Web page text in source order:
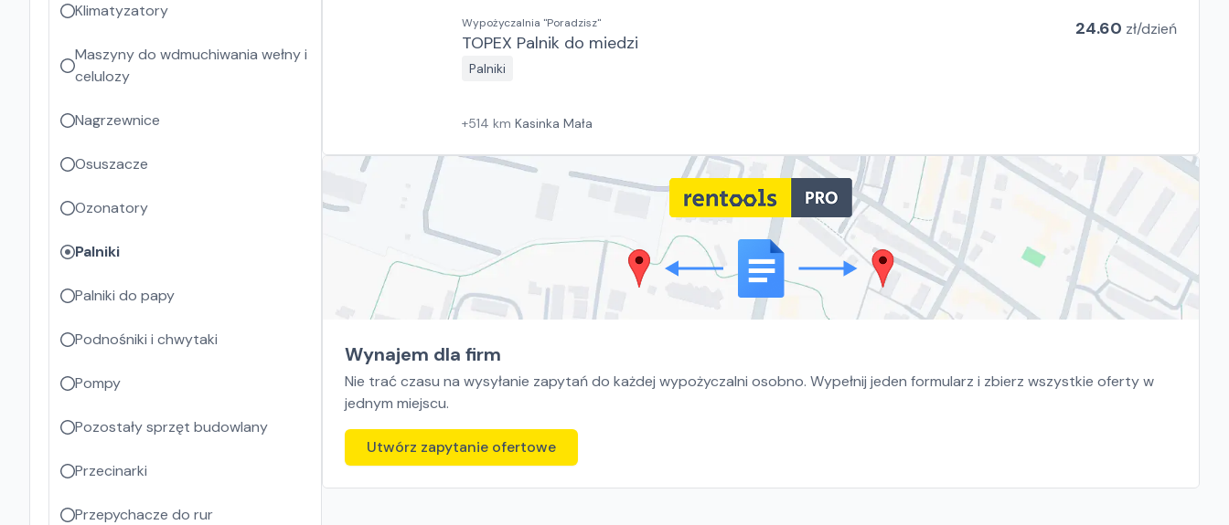
Wypożyczalnia "Poradzisz"
TOPEX Palnik do miedzi
Palniki
24.60 zł/dzień
+514 km Kasinka Mała
Wynajem dla firm
Nie trać czasu na wysyłanie zapytań do każdej wypożyczalni osobno. Wypełnij jeden formularz i zbierz wszystkie oferty w
jednym miejscu.
Utwórz zapytanie ofertowe
Klimatyzatory
Maszyny do wdmuchiwania wełny i
celulozy
Nagrzewnice
Osuszacze
Ozonatory
Palniki
Palniki do papy
Podnośniki i chwytaki
Pompy
Pozostały sprzęt budowlany
Przecinarki
Przepychacze do rur